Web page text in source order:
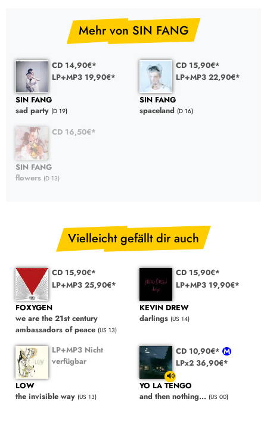
Mehr von SIN FANG
CD 14,90€*
LP+MP3 19,90€*
SIN FANG
sad party (D 19)
CD 15,90€*
LP+MP3 22,90€*
SIN FANG
spaceland (D 16)
CD 16,50€*
SIN FANG
flowers (D 13)
Vielleicht gefällt dir auch
CD 15,90€*
LP+MP3 25,90€*
FOXYGEN
we are the 21st century
ambassadors of peace (US 13)
CD 15,90€*
LP+MP3 19,90€*
KEVIN DREW
darlings (US 14)
LP+MP3 Nicht
verfügbar
LOW
the invisible way (US 13)
CD 10,90€*
LPx2 36,90€*
YO LA TENGO
and then nothing... (US 00)